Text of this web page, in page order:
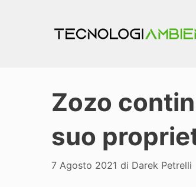
Zozo
suo
7 Agosto 2021 di Darek Petrelli